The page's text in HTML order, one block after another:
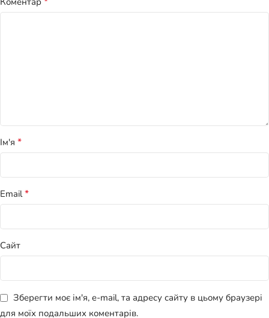
Ім'я *
Email*
Сайт
Зберегти моє ім'я, e-mail, та адресу сайту в цьому браузері
для моїх подальших коментарів.